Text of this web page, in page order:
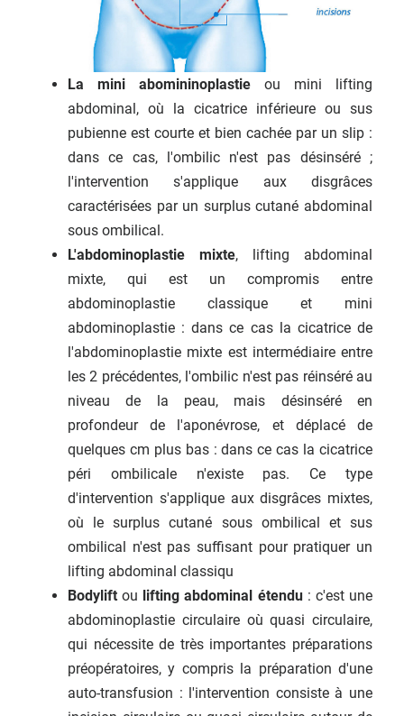
La mini abomininoplastie ou mini lifting
abdominal, où la cicatrice inférieure ou sus
pubienne est courte et bien cachée par un slip :
dans ce cas, l'ombilic n'est pas désinséré ;
l'intervention s'applique aux disgrâces
caractérisées par un surplus cutané abdominal
sous ombilical.
L'abdominoplastie mixte, lifting abdominal
mixte, qui est un compromis entre
abdominoplastie classique et mini
abdominoplastie : dans ce cas la cicatrice de
l'abdominoplastie mixte est intermédiaire entre
les 2 précédentes, l'ombilic n'est pas réinséré au
niveau de la peau, mais désinséré en
profondeur de l'aponévrose, et déplacé de
quelques cm plus bas : dans ce cas la cicatrice
péri ombilicale n'existe pas. Ce type
d'intervention s'applique aux disgrâces mixtes,
où le surplus cutané sous ombilical et sus
ombilical n'est pas suffisant pour pratiquer un
lifting abdominal classiqu
Bodylift ou lifting abdominal étendu: c'est une
abdominoplastie circulaire où quasi circulaire,
qui nécessite de très importantes préparations
préopératoires, y compris la préparation d'une
auto-transfusion : l'intervention consiste à une